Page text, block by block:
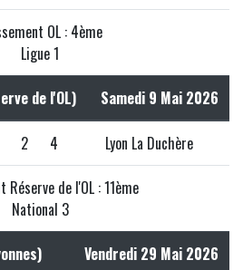
OL : 4ème
Ligue 1
de l'OL) Samedi 9 Mai 2026
2 4 Lyon La Duchère
Réserve de l'OL : 11ème
National 3
Vendredi 29 Mai 2026